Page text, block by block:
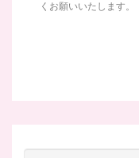
くお願いいたします。